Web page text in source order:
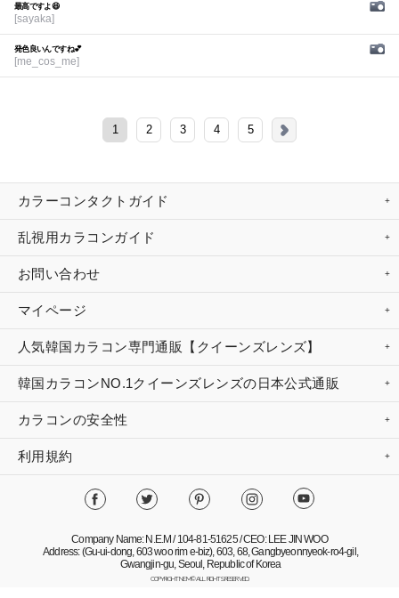
最高ですよ😆
[sayaka]
発色良いんですね💕︎
[me_cos_me]
1 2 3 4 5
カラーコンタクトガイド
乱視用カラコンガイド
お問い合わせ
マイページ
人気韓国カラコン専門通販【クイーンズレンズ】
韓国カラコンNO.1クイーンズレンズの日本公式通販
カラコンの安全性
利用規約
Company Name: N.E.M / 104-81-51625 / CEO: LEE JIN WOO
Address: (Gu-ui-dong, 603 woo rim e-biz), 603, 68, Gangbyeonnyeok-ro4-gil,
Gwangjin-gu, Seoul, Republic of Korea
COPYRIGHT NEM© ALL RIGHTS RESERVED.